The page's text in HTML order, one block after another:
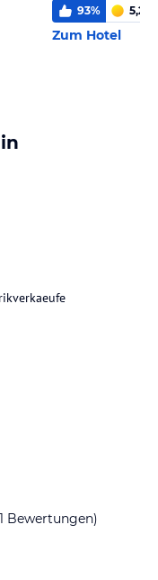
93% 5,2
Zum Hotel
Bewertungen)